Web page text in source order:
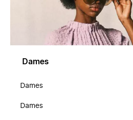
Dames
Dames
Dames